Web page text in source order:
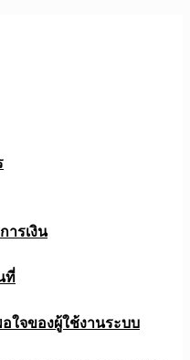
ารเงิน
ที่
ใจของผู้ใช้งานระบบ